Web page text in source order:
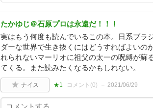
たかゆじ＠石原プロは永遠だ！！！
実はもう何度も読んでいるこの本。日系ブラ
ダーな世界で生き抜くにはどうすればよいの
れられないマーリオに祖父の太一の呪縛が蘇
てくる。また読みたくなるかもしれない。
ナイス ★1 コメント(0) 2021/06/29